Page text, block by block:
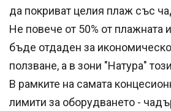
да покриват целия плаж със
Не повече от 50% от плажната
бъде отдаден за
ползване, а в зони "Натура"
В рамките на самата
лимити за оборудването -